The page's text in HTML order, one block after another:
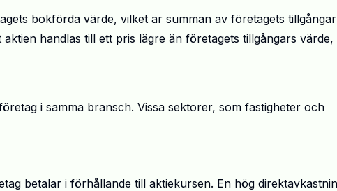
bokförda värde, vilket är summan av företagets tillgångar
handlas till ett pris lägre än företagets tillgångars värde,
i samma bransch. Vissa sektorer, som fastigheter och
betalar i förhållande till aktiekursen. En hög